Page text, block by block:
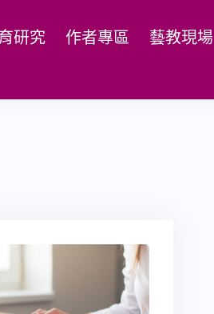
研究 作者專區 藝教現場